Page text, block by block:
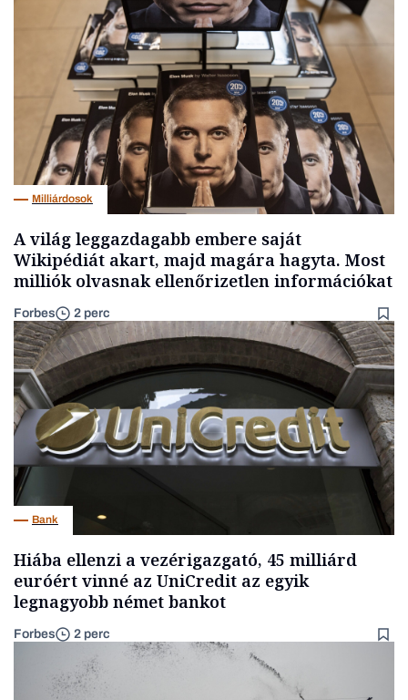
Milliárdosok
A világ leggazdagabb embere saját
Wikipédiát akart, majd magára hagyta. Most
milliók olvasnak ellenőrizetlen információkat
Forbes 2 perc
Bank
Hiába ellenzi a vezérigazgató, 45 milliárd
euróért vinné az UniCredit az egyik
legnagyobb német bankot
Forbes 2 perc